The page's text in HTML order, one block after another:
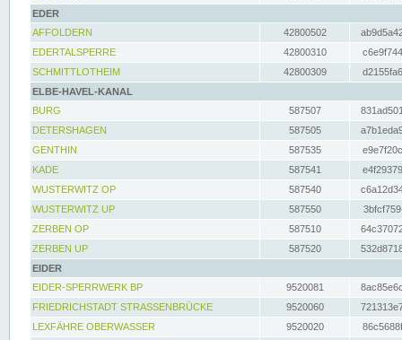
EDER
AFFOLDERN
42800502
EDERTALSPERRE
42800310
SCHMITTLOTHEIM
42800309
ELBE-HAVEL-KANAL
BURG
587507
DETERSHAGEN
587505
GENTHIN
587535
KADE
587541
WUSTERWITZ OP
587540
WUSTERWITZ UP
587550
ZERBEN OP
587510
ZERBEN UP
587520
EIDER
EIDER-SPERRWERK BP
9520081
FRIEDRICHSTADT STRASSENBRÜCKE
9520060
LEXFÄHRE OBERWASSER
9520020